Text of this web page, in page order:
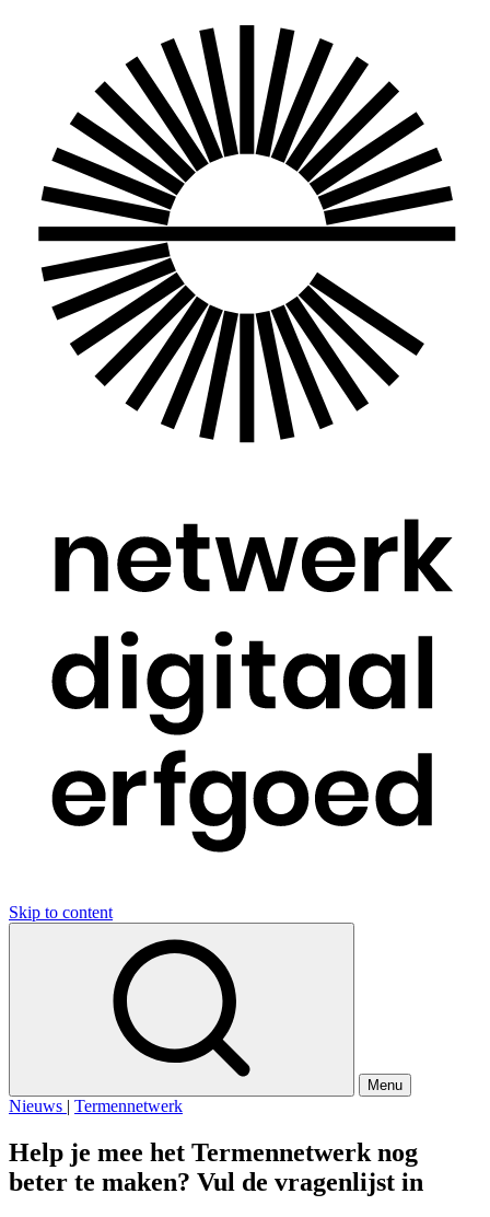
Skip to content
Menu
Nieuws | Termennetwerk
Help je mee het Termennetwerk nog
beter te maken? Vul de vragenlijst in